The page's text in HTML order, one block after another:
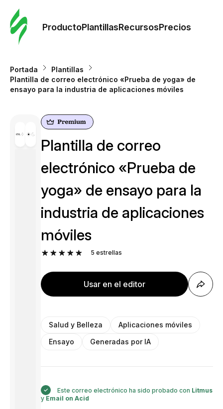
ProductoPlantillasRecursosPrecios
Portada
Plantillas
Plantilla de correo electrónico «Prueba de yoga» de
ensayo para la industria de aplicaciones móviles
Plantilla de correo
electrónico «Prueba de
yoga» de ensayo para la
industria de aplicaciones
móviles
5 estrellas
Usar en el editor
Salud y Belleza
Aplicaciones móviles
Ensayo
Generadas por IA
Este correo electrónico ha sido probado con Litmus
y Email on Acid